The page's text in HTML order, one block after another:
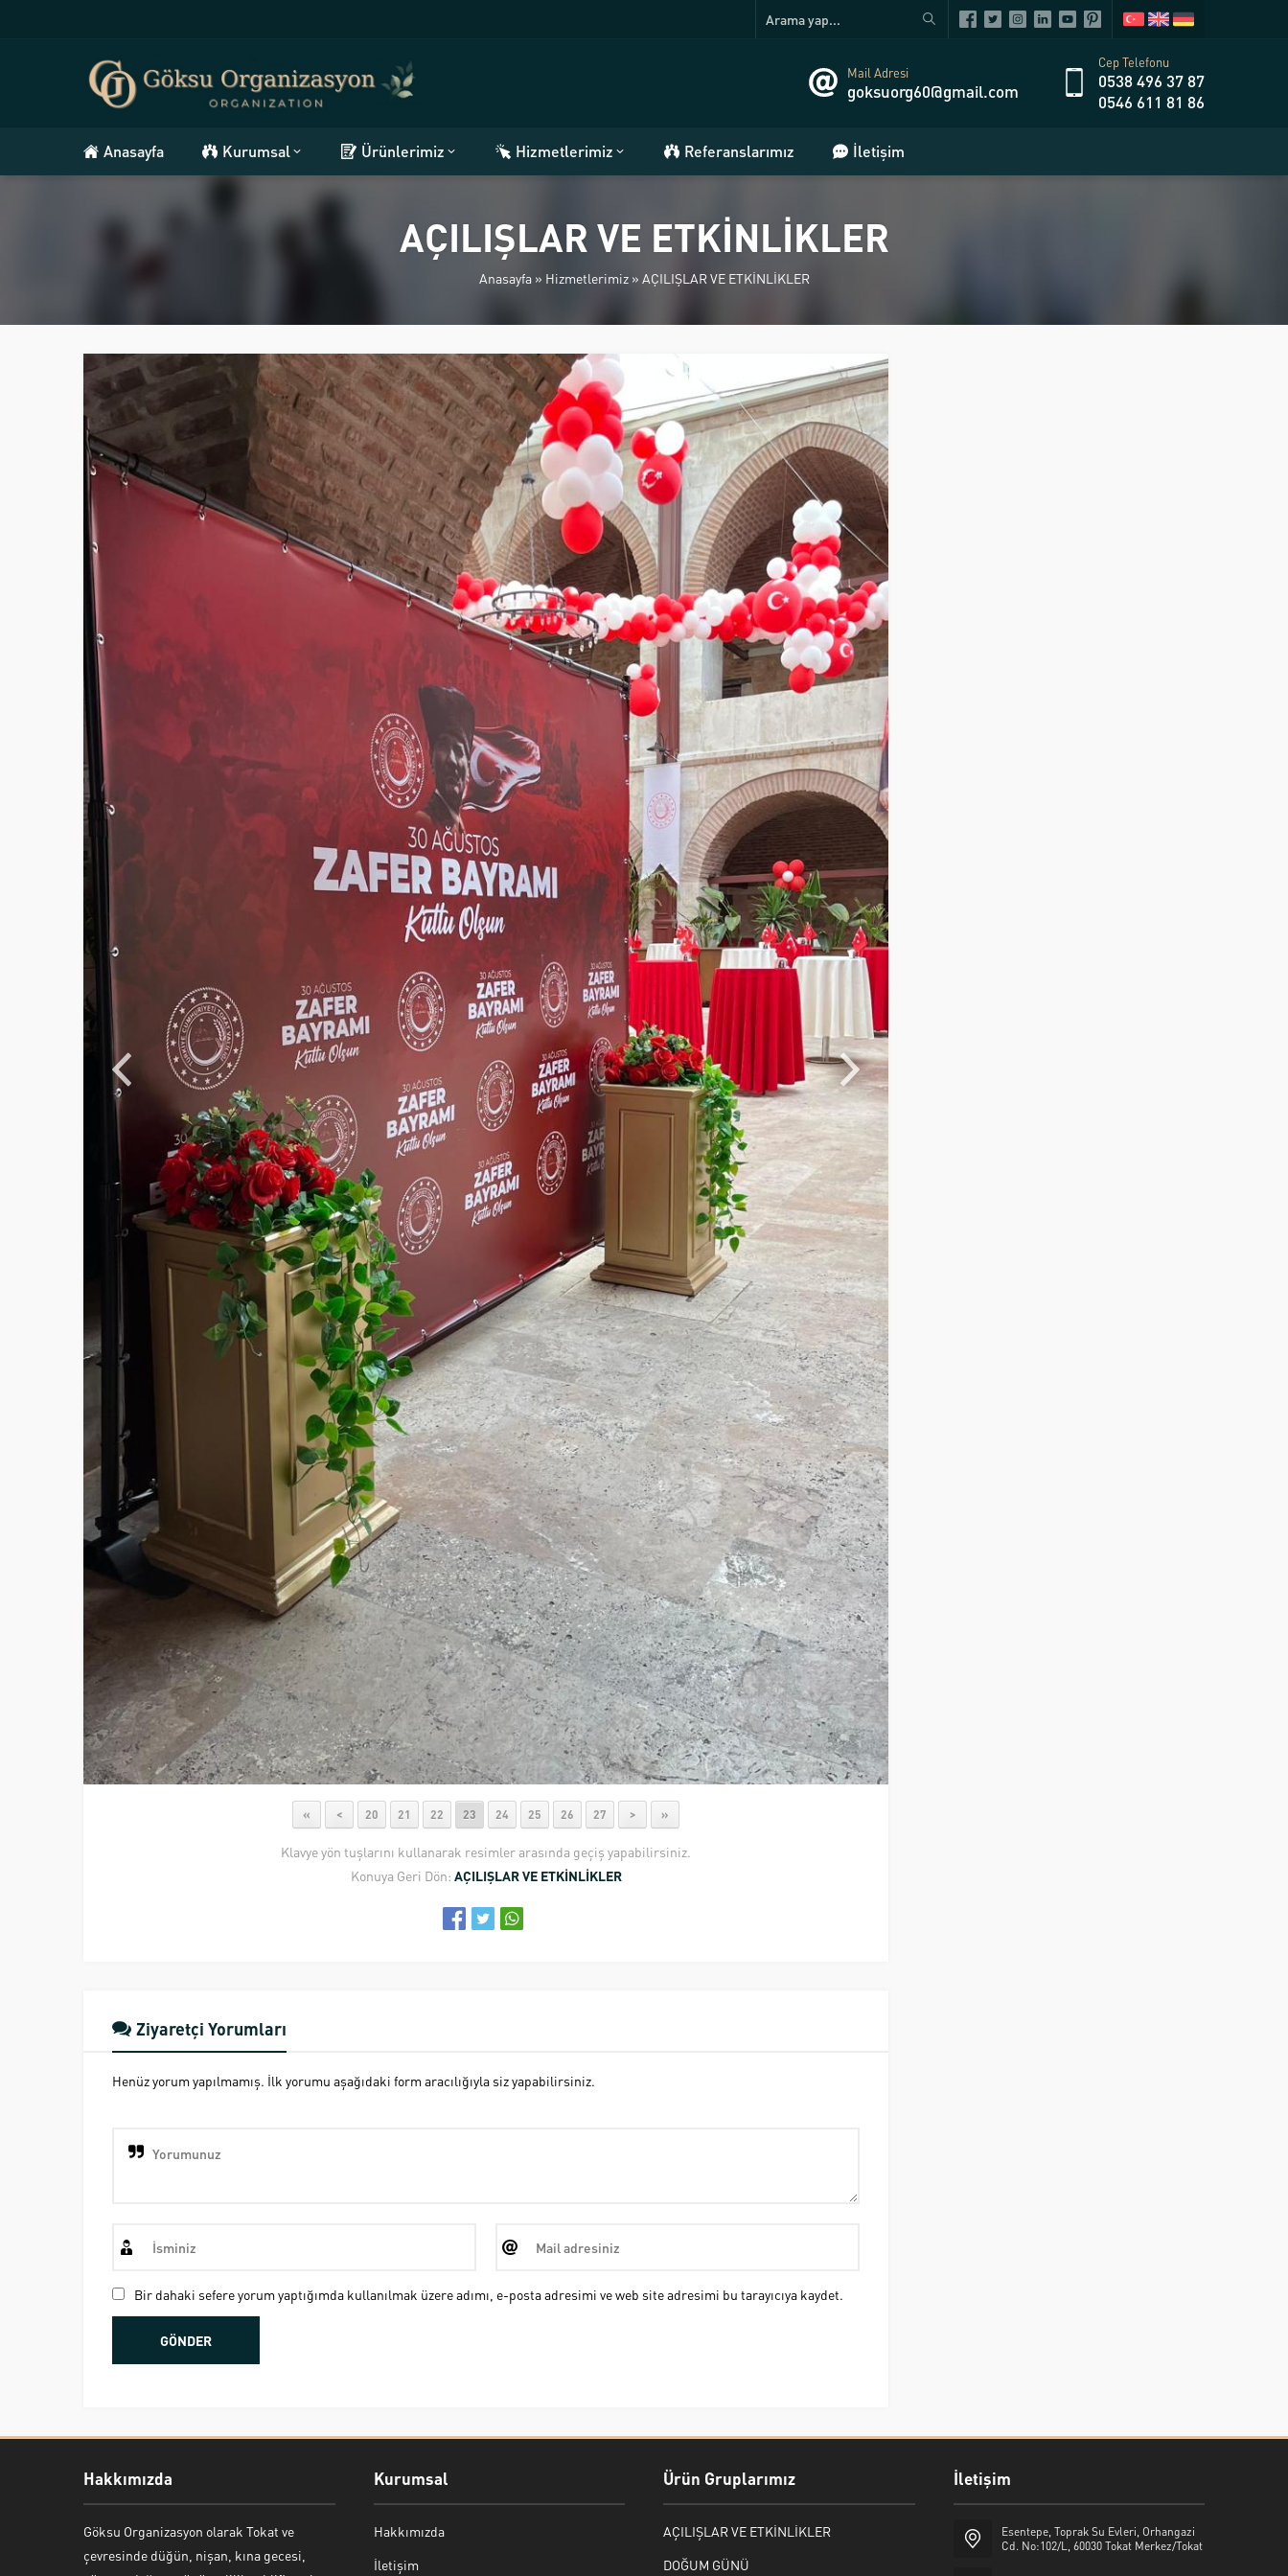
Mail Adresi
goksuorg60@gmail.com
Cep Telefonu
0538 496 37 87
0546 611 81 86
Anasayfa Kurumsal Ürünlerimiz Hizmetlerimiz Referanslarımız İletişim
AÇILIŞLAR VE ETKİNLİKLER
Anasayfa» Hizmetlerimiz» AÇILIŞLAR VE ETKİNLİKLER
« < 20 21 22 23 24 25 26 27 > »
Klavye yön tuşlarını kullanarak resimler arasında geçiş yapabilirsiniz.
Konuya Geri Dön: AÇILIŞLAR VE ETKİNLİKLER
Ziyaretçi Yorumları
Henüz yorum yapılmamış. İlk yorumu aşağıdaki form aracılığıyla siz yapabilirsiniz.
Bir dahaki sefere yorum yaptığımda kullanılmak üzere adımı, e-posta adresimi ve web site adresimi bu tarayıcıya kaydet.
Hakkımızda
Göksu Organizasyon olarak Tokat ve
çevresinde düğün, nişan, kına gecesi,
Kurumsal
Hakkımızda
İletişim
Ürün Gruplarımız
AÇILIŞLAR VE ETKİNLİKLER
DOĞUM GÜNÜ
İletişim
Esentepe, Toprak Su Evleri, Orhangazi
Cd. No:102/L, 60030 Tokat Merkez/Tokat
Bekir Kiper